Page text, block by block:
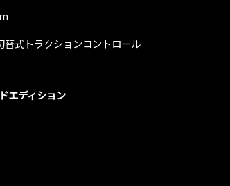
替式トラクションコントロール
エディション